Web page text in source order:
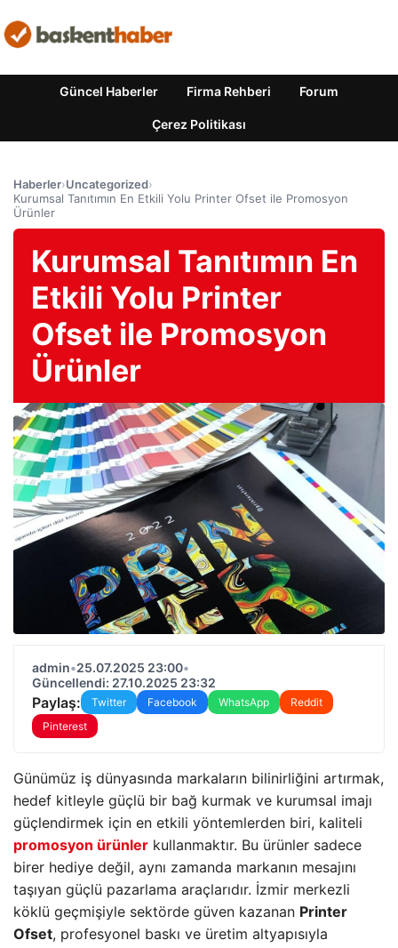
Güncel Haberler Firma Rehberi Forum
Çerez Politikası
Haberler›Uncategorized›
Kurumsal Tanıtımın En Etkili Yolu Printer Ofset ile Promosyon
Ürünler
Kurumsal Tanıtımın En
Etkili Yolu Printer
Ofset ile Promosyon
Ürünler
admin•25.07.2025 23:00•
Güncellendi: 27.10.2025 23:32
Paylaş: Twitter Facebook WhatsApp
Reddit
Pinterest
Günümüz iş dünyasında markaların bilinirliğini artırmak,
hedef kitleyle güçlü bir bağ kurmak ve kurumsal imajı
güçlendirmek için en etkili yöntemlerden biri, kaliteli
promosyon ürünler kullanmaktır. Bu ürünler sadece
birer hediye değil, aynı zamanda markanın mesajını
taşıyan güçlü pazarlama araçlarıdır. İzmir merkezli
köklü geçmişiyle sektörde güven kazanan Printer
Ofset, profesyonel baskı ve üretim altyapısıyla